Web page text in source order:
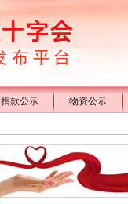
捐款公示
物资公示